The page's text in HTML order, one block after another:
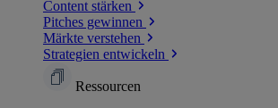
Content stärken
Pitches gewinnen
Märkte verstehen
Strategien entwickeln
Ressourcen